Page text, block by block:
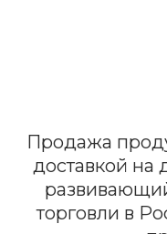
Продажа
доставкой на
торговли в